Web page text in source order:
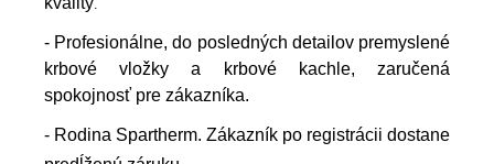
.
- Profesionálne, do posledných detailov premyslené
krbové vložky a krbové kachle, zaručená
spokojnosť pre zákazníka.
- Rodina Spartherm. Zákazník po registrácii dostane